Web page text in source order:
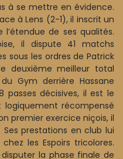
à se mettre en évidence.
à Lens (2-1), il inscrit un
de ses qualités.
il dispute 41 matchs
sous les ordres de Patrick
deuxième meilleur total
Gym derrière Hassane
passes décisives, il est le
récompensé
premier exercice niçois, il
prestations en club lui
les Espoirs tricolores.
la phase finale de